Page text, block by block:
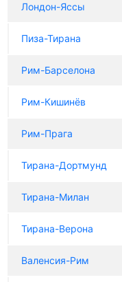
Лондон-Яссы
Пиза-Тирана
Рим-Барселона
Рим-Кишинёв
Рим-Прага
Тирана-Дортмунд
Тирана-Милан
Тирана-Верона
Валенсия-Рим